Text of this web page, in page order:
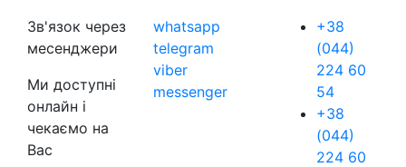
Зв'язок через
месенджери
Ми доступні
онлайн і
чекаємо на
Вас
whatsapp
telegram
viber
messenger
+38
(044)
224 60
54
+38
(044)
224 60